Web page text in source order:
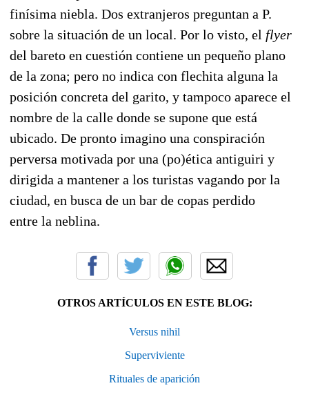
finísima niebla. Dos extranjeros preguntan a P.
sobre la situación de un local. Por lo visto, el flyer
del bareto en cuestión contiene un pequeño plano
de la zona; pero no indica con flechita alguna la
posición concreta del garito, y tampoco aparece el
nombre de la calle donde se supone que está
ubicado. De pronto imagino una conspiración
perversa motivada por una (po)ética antiguiri y
dirigida a mantener a los turistas vagando por la
ciudad, en busca de un bar de copas perdido
entre la neblina.
OTROS ARTÍCULOS EN ESTE BLOG:
Versus nihil
Superviviente
Rituales de aparición